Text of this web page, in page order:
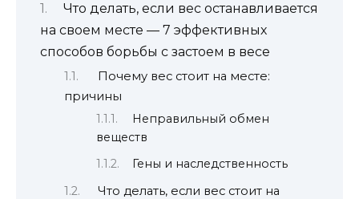
Что делать, если вес останавливается
на своем месте — 7 эффективных
способов борьбы с застоем в весе
Почему вес стоит на месте:
причины
Неправильный обмен
веществ
Гены и наследственность
Что делать, если вес стоит на